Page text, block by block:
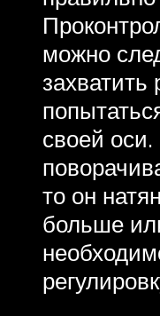
можно
захватить
своей
то он
больше